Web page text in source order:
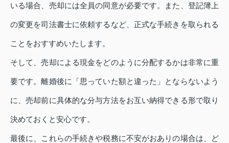
いる場合、売却には全員の同意が必要です。また、登記簿上
の変更を司法書士に依頼するなど、正式な手続きを取られる
ことをおすすめいたします。
そして、売却による現金をどのように分配するかは非常に重
要です。離婚後に「思っていた額と違った」とならないよう
に、売却前に具体的な分与方法をお互い納得できる形で取り
決めておくと安心です。
最後に、これらの手続きや税務に不安がおありの場合は、ど